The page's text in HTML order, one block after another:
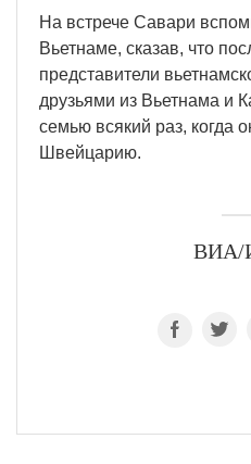
На встрече Савари
Вьетнаме, сказав, что
представители
друзьями из Вьетнама и
семью всякий раз, когда
Швейцарию.